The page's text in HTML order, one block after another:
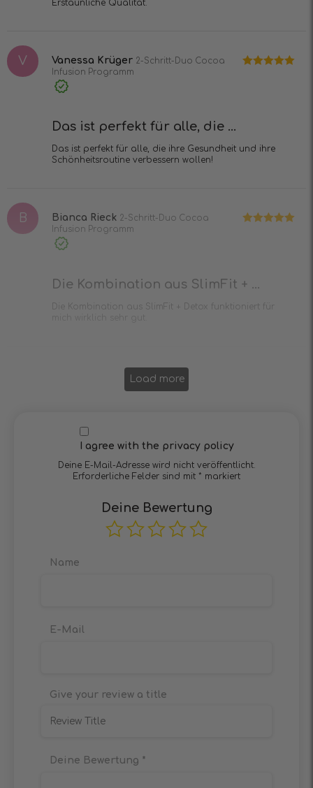
Erstaunliche Qualität.
V Vanessa Krüger 2-Schritt-Duo Cocoa
Infusion Programm
Das ist perfekt für alle, die ...
Das ist perfekt für alle, die ihre Gesundheit und ihre
Schönheitsroutine verbessern wollen!
B Bianca Rieck 2-Schritt-Duo Cocoa
Infusion Programm
Die Kombination aus SlimFit + ...
Die Kombination aus SlimFit + Detox funktioniert für
Load more
Deine E-Mail-Adresse wird nicht veröffentlicht.
Erforderliche Felder sind mit * markiert
Give your review a title
Deine Bewertung
Deine Bewertung *
I agree with the privacy policy
Name
E-Mail